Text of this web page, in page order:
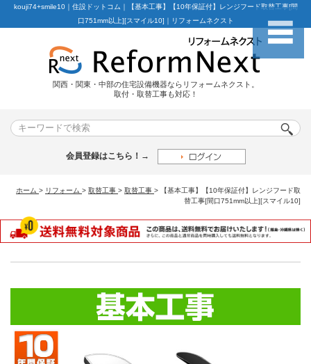
kouji74+smile10｜住設ドットコム｜【基本工事】【10年保証付】レンジフード取替工事[間
口751mm以上][スマイル10]｜リフォームネクスト
関西・関東・中部の住宅設備機器ならリフォームネクスト。
取付・取替工事も対応！
会員登録はこちら！→
ホーム > リフォーム > 取替工事 > 取替工事 >
【基本工事】【10年保証付】レンジフード取
替工事[間口751mm以上][スマイル10]